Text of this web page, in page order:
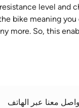
level and
bike meaning
more. So, this
معنا عبر الهاتف